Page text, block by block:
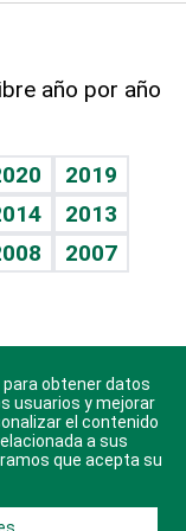
año por año
2019
2013
2007
Android, iOS y
obtener datos
usuarios y mejorar
el contenido
a sus
que acepta su